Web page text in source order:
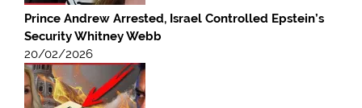
Prince Andrew Arrested, Israel Controlled Epstein’s
Security Whitney Webb
20/02/2026